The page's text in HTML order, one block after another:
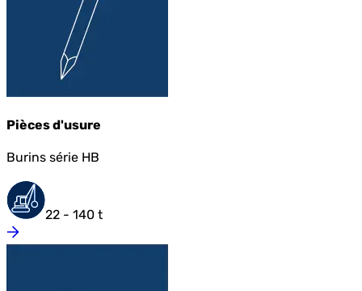
Pièces d'usure
Burins série HB
22 - 140 t